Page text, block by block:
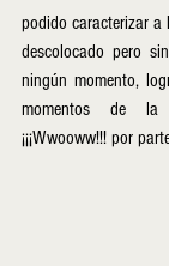
podido caracterizar a
descolocado pero
ningún momento,
momentos de la
¡¡¡Wwooww!!! por